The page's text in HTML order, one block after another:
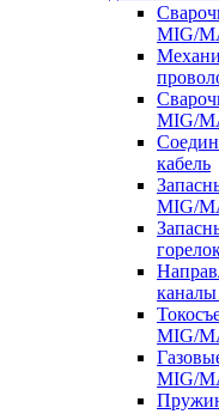
MIG/
MIG/
кабель
MIG/
MIG/
MIG/